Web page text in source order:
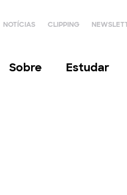
NOTÍCIAS CLIPPING
Sobre Estudar